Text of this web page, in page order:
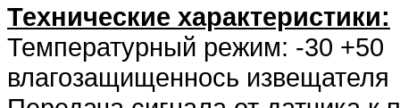
Технические характеристики:
Температурный режим: -30 +50
влагозащищеннось